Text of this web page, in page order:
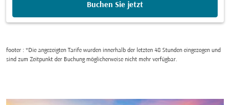
Buchen Sie jetzt
footer : *Die angezeigten Tarife wurden innerhalb der letzten 48 Stunden eingezogen und
sind zum Zeitpunkt der Buchung möglicherweise nicht mehr verfügbar.